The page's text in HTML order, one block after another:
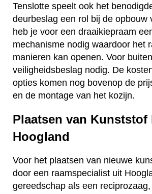
Tenslotte speelt ook het
deurbeslag een rol bij de opbouw
heb je voor een draaikiepraam
mechanisme nodig waardoor het
manieren kan openen. Voor
veiligheidsbeslag nodig. De
opties komen nog bovenop de
en de montage van het kozijn.
Plaatsen van Kunststof
Hoogland
Voor het plaatsen van nieuwe
door een raamspecialist uit
gereedschap als een